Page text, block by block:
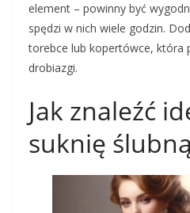
element – powinny być
spędzi w nich wiele godzin.
torebce lub kopertówce, która
drobiazgi.
Jak znaleźć
suknię